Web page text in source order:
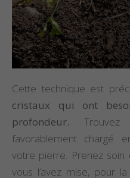
Cette technique est
cristaux qui ont
profondeur.
favorablement chargé
votre pierre. Prenez soin
vous l’avez mise, pour